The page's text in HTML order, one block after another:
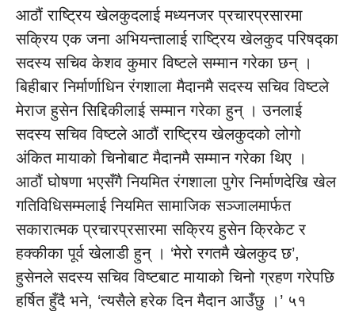
आठौं राष्ट्रिय खेलकुदलाई मध्यनजर प्रचारप्रसारमा
सक्रिय एक जना अभियन्तालाई राष्ट्रिय खेलकुद परिषद्का
सदस्य सचिव केशव कुमार विष्टले सम्मान गरेका छन् ।
बिहीबार निर्मार्णाधिन रंगशाला मैदानमै सदस्य सचिव विष्टले
मेराज हुसेन सिद्दिकीलाई सम्मान गरेका हुन् । उनलाई
सदस्य सचिव विष्टले आठौं राष्ट्रिय खेलकुदको लोगो
अंकित मायाको चिनोबाट मैदानमै सम्मान गरेका थिए ।
आठौं घोषणा भएसँगै नियमित रंगशाला पुगेर निर्माणदेखि खेल
गतिविधिसम्मलाई नियमित सामाजिक सञ्जालमार्फत
सकारात्मक प्रचारप्रसारमा सक्रिय हुसेन क्रिकेट र
हक्कीका पूर्व खेलाडी हुन् । ‘मेरो रगतमै खेलकुद छ’,
हुसेनले सदस्य सचिव विष्टबाट मायाको चिनो ग्रहण गरेपछि
हर्षित हुँदै भने, ‘त्यसैले हरेक दिन मैदान आउँछु ।’ ५१